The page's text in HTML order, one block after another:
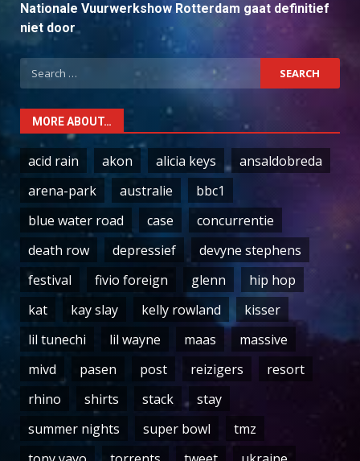
Nationale Vuurwerkshow Rotterdam gaat definitief
niet door
Search
for:
MORE ABOUT…
acid rain akon alicia keys
ansaldobreda
arena-park
australie
bbc1
blue water road
case
concurrentie
death row
depressief
devyne stephens
festival
fivio foreign glenn
hip hop
kat
kay slay kelly rowland
kisser
lil tunechi
lil wayne maas
massive
mivd
pasen post reizigers
resort
rhino
shirts stack
stay
summer nights
super bowl
tmz